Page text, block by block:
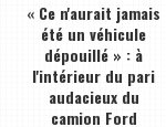
« Ce n'aurait jamais
été un véhicule
dépouillé » : à
l'intérieur du pari
audacieux du
camion Ford